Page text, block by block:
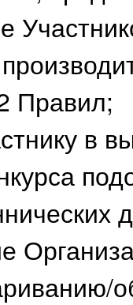
Правил;
в